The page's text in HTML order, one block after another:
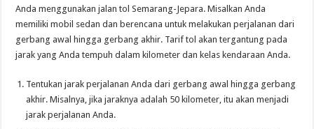
Anda menggunakan jalan tol Semarang-Jepara. Misalkan Anda
memiliki mobil sedan dan berencana untuk melakukan perjalanan dari
gerbang awal hingga gerbang akhir. Tarif tol akan tergantung pada
jarak yang Anda tempuh dalam kilometer dan kelas kendaraan Anda.
Tentukan jarak perjalanan Anda dari gerbang awal hingga gerbang
akhir. Misalnya, jika jaraknya adalah 50 kilometer, itu akan menjadi
jarak perjalanan Anda.